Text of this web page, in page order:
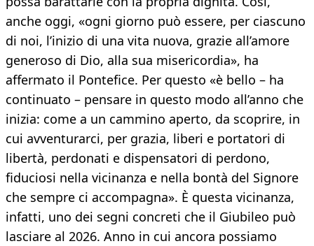
anche oggi, «ogni giorno può essere, per ciascuno
di noi, l’inizio di una vita nuova, grazie all’amore
generoso di Dio, alla sua misericordia», ha
affermato il Pontefice. Per questo «è bello – ha
continuato – pensare in questo modo all’anno che
inizia: come a un cammino aperto, da scoprire, in
cui avventurarci, per grazia, liberi e portatori di
libertà, perdonati e dispensatori di perdono,
fiduciosi nella vicinanza e nella bontà del Signore
che sempre ci accompagna». È questa vicinanza,
infatti, uno dei segni concreti che il Giubileo può
lasciare al 2026. Anno in cui ancora possiamo